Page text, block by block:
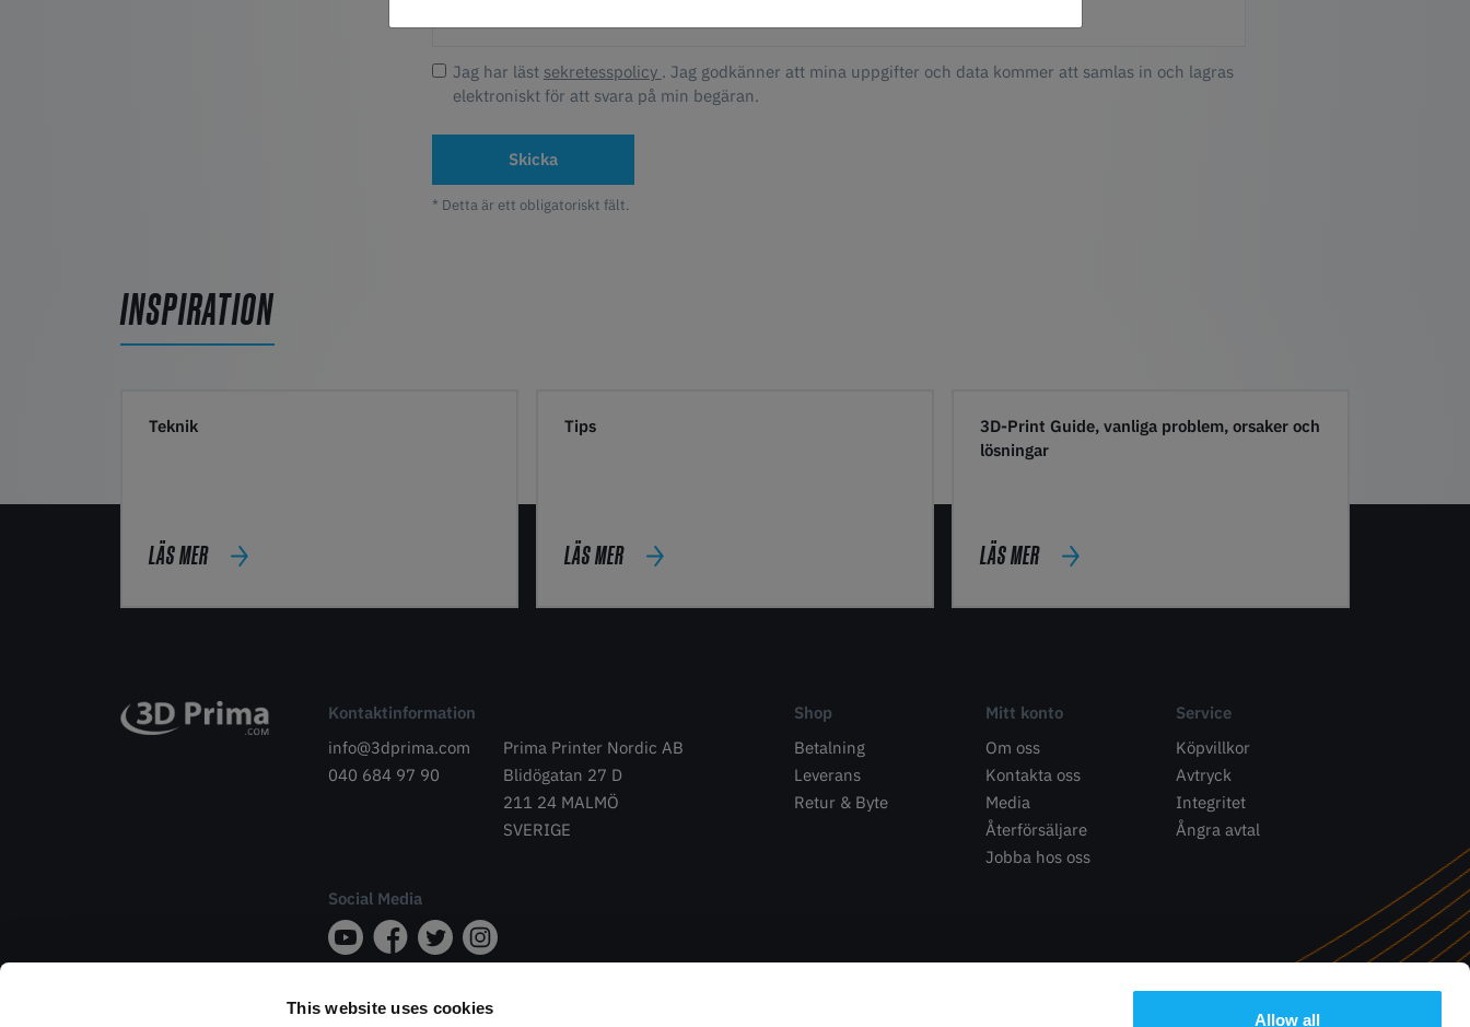
This website uses cookies
Allow all
Jag har läst sekretesspolicy . Jag godkänner att mina uppgifter och data kommer att samlas in och lagras
elektroniskt för att svara på min begäran.
Skicka
* Detta är ett obligatoriskt fält.
INSPIRATION
Teknik
LÄS MER
Tips
LÄS MER
3D-Print Guide, vanliga problem, orsaker och
lösningar
LÄS MER
Kontaktinformation
info@3dprima.com
040 684 97 90
Prima Printer Nordic AB
Blidögatan 27 D
211 24 MALMÖ
SVERIGE
Social Media
Shop
Betalning
Leverans
Retur & Byte
Mitt konto
Om oss
Kontakta oss
Media
Återförsäljare
Jobba hos oss
Service
Köpvillkor
Avtryck
Integritet
Ångra avtal